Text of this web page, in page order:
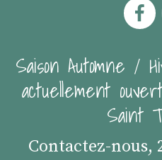
Saison Automne /
actuellement
Saint
Contactez-